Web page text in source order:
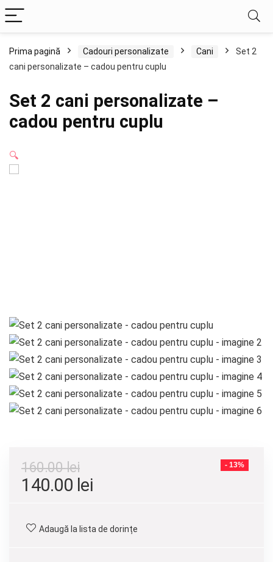
Prima pagină Cadouri personalizate Cani
Set 2
cani personalizate – cadou pentru cuplu
Set 2 cani personalizate –
cadou pentru cuplu
🔍
- 13%
160.00lei
Prețul
a
fost:
140.00 lei
140.00 lei.
Adaugă la lista de dorințe